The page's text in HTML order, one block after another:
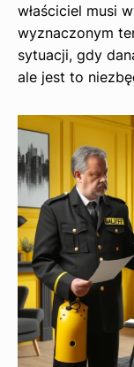
właściciel musi
wyznaczonym
sytuacji, gdy
ale jest to